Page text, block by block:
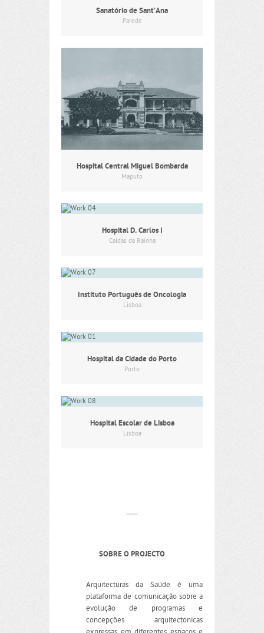
Sanatório de Sant’Ana
Parede
Hospital Central Miguel Bombarda
Maputo
Hospital D. Carlos I
Caldas da Rainha
Instituto Português de Oncologia
Lisboa
Hospital da Cidade do Porto
Porto
Hospital Escolar de Lisboa
Lisboa
SOBRE O PROJECTO
Arquitecturas da Saúde é uma
plataforma de comunicação sobre a
evolução de programas e
concepções arquitectónicas